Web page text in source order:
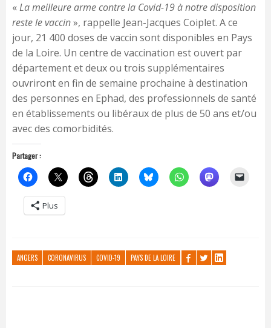
«La meilleure arme contre la Covid-19 à notre disposition
reste le vaccin», rappelle Jean-Jacques Coiplet. A ce
jour, 21 400 doses de vaccin sont disponibles en Pays
de la Loire. Un centre de vaccination est ouvert par
département et deux ou trois supplémentaires
ouvriront en fin de semaine prochaine à destination
des personnes en Ephad, des professionnels de santé
en établissements ou libéraux de plus de 50 ans et/ou
avec des comorbidités.
Partager :
Plus
ANGERS CORONAVIRUS COVID-19 PAYS DE LA LOIRE